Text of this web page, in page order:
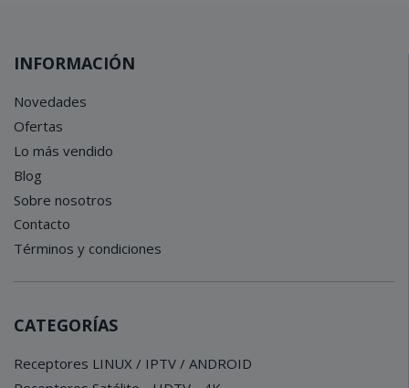
INFORMACIÓN
Novedades
Ofertas
Lo más vendido
Blog
Sobre nosotros
Contacto
Términos y condiciones
CATEGORÍAS
Receptores LINUX / IPTV / ANDROID